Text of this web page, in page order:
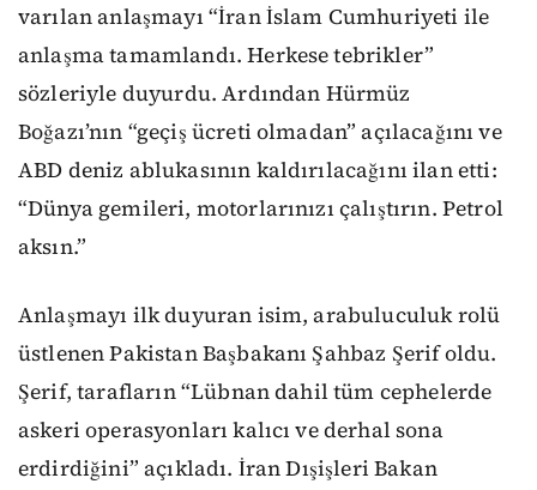
varılan anlaşmayı “İran İslam Cumhuriyeti ile
anlaşma tamamlandı. Herkese tebrikler”
sözleriyle duyurdu. Ardından Hürmüz
Boğazı’nın “geçiş ücreti olmadan” açılacağını ve
ABD deniz ablukasının kaldırılacağını ilan etti:
“Dünya gemileri, motorlarınızı çalıştırın. Petrol
aksın.”
Anlaşmayı ilk duyuran isim, arabuluculuk rolü
üstlenen Pakistan Başbakanı Şahbaz Şerif oldu.
Şerif, tarafların “Lübnan dahil tüm cephelerde
askeri operasyonları kalıcı ve derhal sona
erdirdiğini” açıkladı. İran Dışişleri Bakan